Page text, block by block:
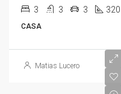
3 3 3 320
CASA
Matias Lucero